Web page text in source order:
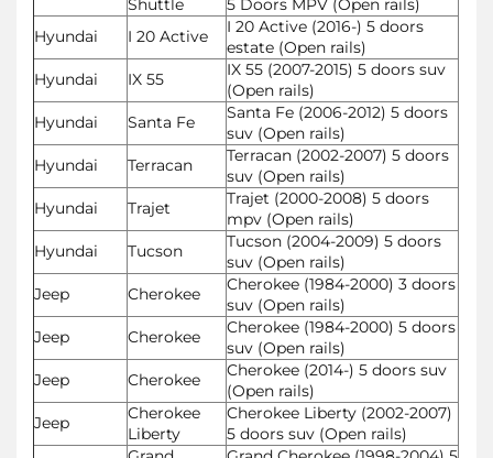
Shuttle
5 Doors MPV (Open rails)
Hyundai
I 20 Active
I 20 Active (2016-) 5 doors
estate (Open rails)
Hyundai
IX 55
IX 55 (2007-2015) 5 doors suv
(Open rails)
Hyundai
Santa Fe
Santa Fe (2006-2012) 5 doors
suv (Open rails)
Hyundai
Terracan
Terracan (2002-2007) 5 doors
suv (Open rails)
Hyundai
Trajet
Trajet (2000-2008) 5 doors
mpv (Open rails)
Hyundai
Tucson
Tucson (2004-2009) 5 doors
suv (Open rails)
Jeep
Cherokee
Cherokee (1984-2000) 3 doors
suv (Open rails)
Jeep
Cherokee
Cherokee (1984-2000) 5 doors
suv (Open rails)
Jeep
Cherokee
Cherokee (2014-) 5 doors suv
(Open rails)
Jeep
Cherokee
Liberty
Cherokee Liberty (2002-2007)
5 doors suv (Open rails)